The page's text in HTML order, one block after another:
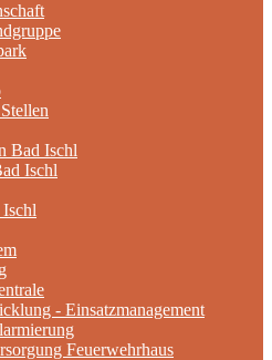
Bad Ischl
Ischl
Ischl
- Einsatzmanagement
Feuerwehrhaus